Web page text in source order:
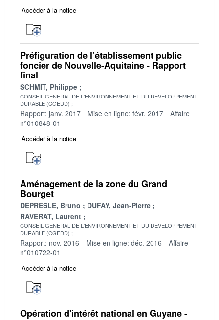
Accéder à la notice
Préfiguration de l’établissement public
foncier de Nouvelle-Aquitaine - Rapport
final
SCHMIT, Philippe
CONSEIL GENERAL DE L'ENVIRONNEMENT ET DU DEVELOPPEMENT
DURABLE (CGEDD)
Rapport: janv. 2017 Mise en ligne: févr. 2017
Affaire
n°010848-01
Accéder à la notice
Aménagement de la zone du Grand
Bourget
DEPRESLE, Bruno
DUFAY, Jean-Pierre
RAVERAT, Laurent
CONSEIL GENERAL DE L'ENVIRONNEMENT ET DU DEVELOPPEMENT
DURABLE (CGEDD)
Rapport: nov. 2016 Mise en ligne: déc. 2016
Affaire
n°010722-01
Accéder à la notice
Opération d'intérêt national en Guyane -